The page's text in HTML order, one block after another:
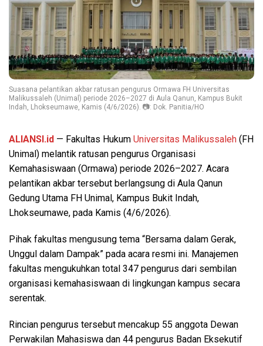
Suasana pelantikan akbar ratusan pengurus Ormawa FH Universitas
Malikussaleh (Unimal) periode 2026–2027 di Aula Qanun, Kampus Bukit
Indah, Lhokseumawe, Kamis (4/6/2026). 📷: Dok. Panitia/HO
ALIANSI.id — Fakultas Hukum Universitas Malikussaleh (FH
Unimal) melantik ratusan pengurus Organisasi
Kemahasiswaan (Ormawa) periode 2026–2027. Acara
pelantikan akbar tersebut berlangsung di Aula Qanun
Gedung Utama FH Unimal, Kampus Bukit Indah,
Lhokseumawe, pada Kamis (4/6/2026).
Pihak fakultas mengusung tema “Bersama dalam Gerak,
Unggul dalam Dampak” pada acara resmi ini. Manajemen
fakultas mengukuhkan total 347 pengurus dari sembilan
organisasi kemahasiswaan di lingkungan kampus secara
serentak.
Rincian pengurus tersebut mencakup 55 anggota Dewan
Perwakilan Mahasiswa dan 44 pengurus Badan Eksekutif